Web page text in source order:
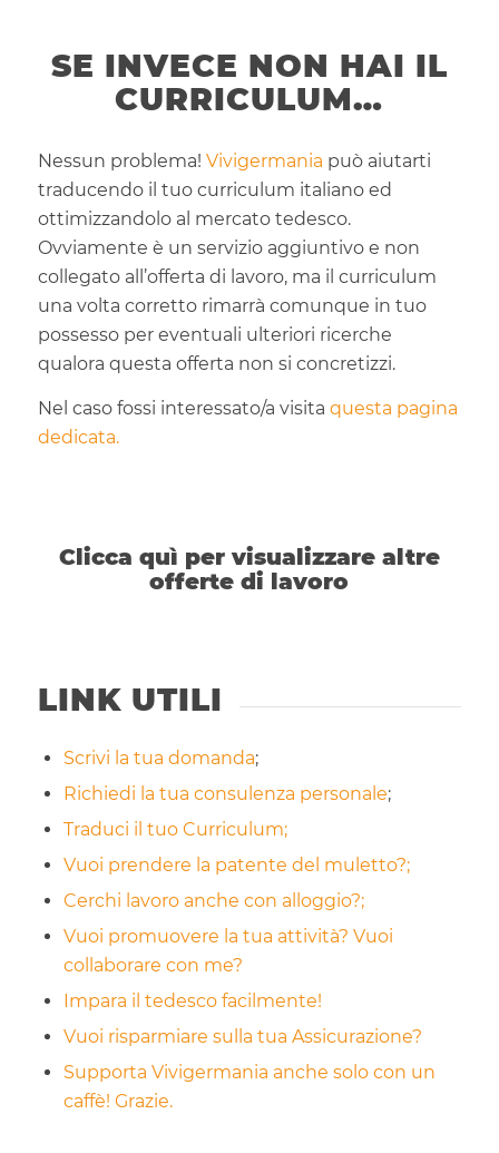
SE INVECE NON HAI IL
CURRICULUM…
Nessun problema! Vivigermania può aiutarti
traducendo il tuo curriculum italiano ed
ottimizzandolo al mercato tedesco.
Ovviamente è un servizio aggiuntivo e non
collegato all’offerta di lavoro, ma il curriculum
una volta corretto rimarrà comunque in tuo
possesso per eventuali ulteriori ricerche
qualora questa offerta non si concretizzi.
Nel caso fossi interessato/a visita questa pagina
dedicata.
Clicca quì per visualizzare altre
offerte di lavoro
LINK UTILI
Scrivi la tua domanda;
Richiedi la tua consulenza personale;
Traduci il tuo Curriculum;
Vuoi prendere la patente del muletto?;
Cerchi lavoro anche con alloggio?;
Vuoi promuovere la tua attività? Vuoi
collaborare con me?
Impara il tedesco facilmente!
Vuoi risparmiare sulla tua Assicurazione?
Supporta Vivigermania anche solo con un
caffè! Grazie.